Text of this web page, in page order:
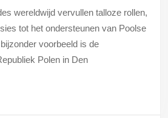
van
de
poolse
ambassade
tot het ondersteunen van Poolse
voorbeeld is de
Polen in Den